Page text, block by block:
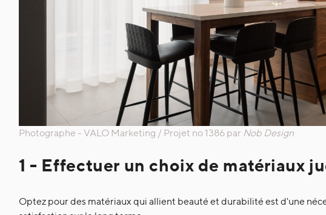
Photographe - VALO Marketing / Projet no 1386 par Nob Design
1 - Effectuer un choix de matériaux
Optez pour des matériaux qui allient beauté et durabilité est d'une